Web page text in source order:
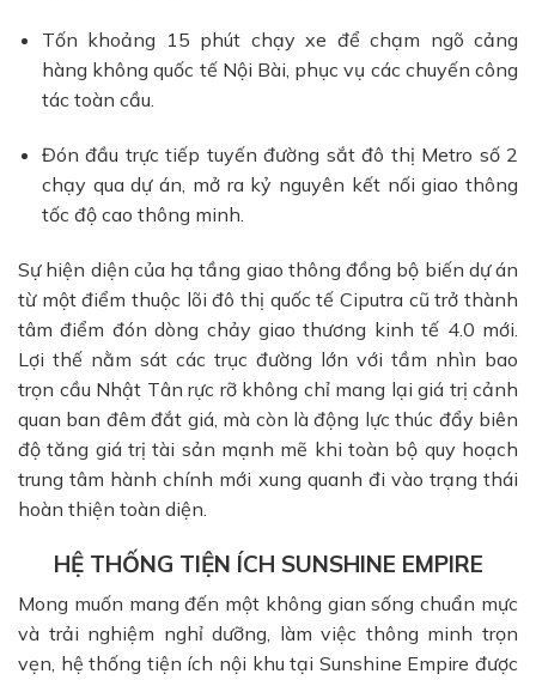
Tốn khoảng 15 phút chạy xe để chạm ngõ cảng
hàng không quốc tế Nội Bài, phục vụ các chuyến công
tác toàn cầu.
Đón đầu trực tiếp tuyến đường sắt đô thị Metro số 2
chạy qua dự án, mở ra kỷ nguyên kết nối giao thông
tốc độ cao thông minh.
Sự hiện diện của hạ tầng giao thông đồng bộ biến dự án
từ một điểm thuộc lõi đô thị quốc tế Ciputra cũ trở thành
tâm điểm đón dòng chảy giao thương kinh tế 4.0 mới.
Lợi thế nằm sát các trục đường lớn với tầm nhìn bao
trọn cầu Nhật Tân rực rỡ không chỉ mang lại giá trị cảnh
quan ban đêm đắt giá, mà còn là động lực thúc đẩy biên
độ tăng giá trị tài sản mạnh mẽ khi toàn bộ quy hoạch
trung tâm hành chính mới xung quanh đi vào trạng thái
hoàn thiện toàn diện.
HỆ THỐNG TIỆN ÍCH SUNSHINE EMPIRE
Mong muốn mang đến một không gian sống chuẩn mực
và trải nghiệm nghỉ dưỡng, làm việc thông minh trọn
vẹn, hệ thống tiện ích nội khu tại Sunshine Empire được